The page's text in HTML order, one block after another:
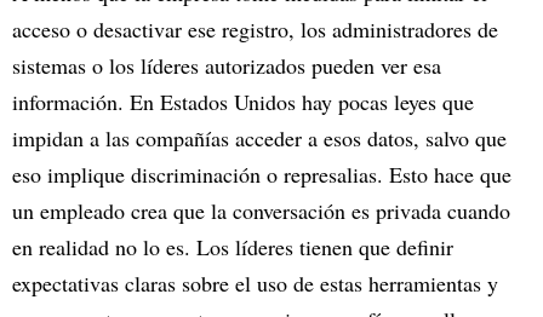
acceso o desactivar ese registro, los administradores de
sistemas o los líderes autorizados pueden ver esa
información. En Estados Unidos hay pocas leyes que
impidan a las compañías acceder a esos datos, salvo que
eso implique discriminación o represalias. Esto hace que
un empleado crea que la conversación es privada cuando
en realidad no lo es. Los líderes tienen que definir
expectativas claras sobre el uso de estas herramientas y